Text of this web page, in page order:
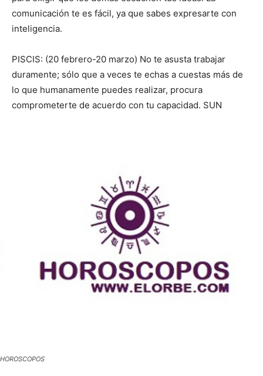
comunicación te es fácil, ya que sabes expresarte con
inteligencia.
PISCIS: (20 febrero-20 marzo) No te asusta trabajar
duramente; sólo que a veces te echas a cuestas más de
lo que humanamente puedes realizar, procura
comprometerte de acuerdo con tu capacidad. SUN
HOROSCOPOS